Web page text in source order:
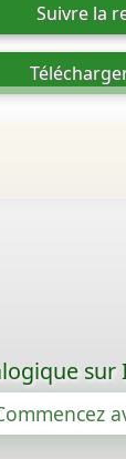
Suivre la